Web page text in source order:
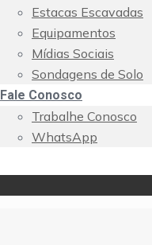
Estacas Escavadas
Equipamentos
Mídias Sociais
Sondagens de Solo
Fale Conosco
Trabalhe Conosco
WhatsApp